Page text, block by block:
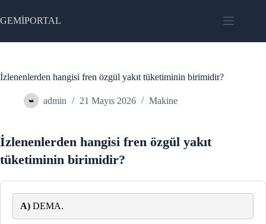
to
content
GEMİPORTAL
İzlenenlerden hangisi fren özgül yakıt tüketiminin birimidir?
admin 21 Mayıs 2026 Makine
İzlenenlerden hangisi fren özgül yakıt
tüketiminin birimidir?
A) DEMA.